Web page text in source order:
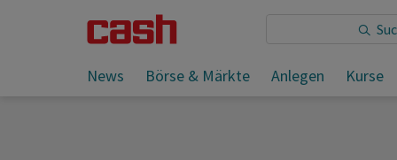
News Börse & Märkte Anlegen Kurse
Sie lesen: